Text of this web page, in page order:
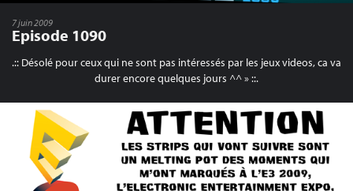
7 juin 2009
Episode 1090
.:: Désolé pour ceux qui ne sont pas intéressés par les jeux videos, ca va
durer encore quelques jours ^^ » ::.